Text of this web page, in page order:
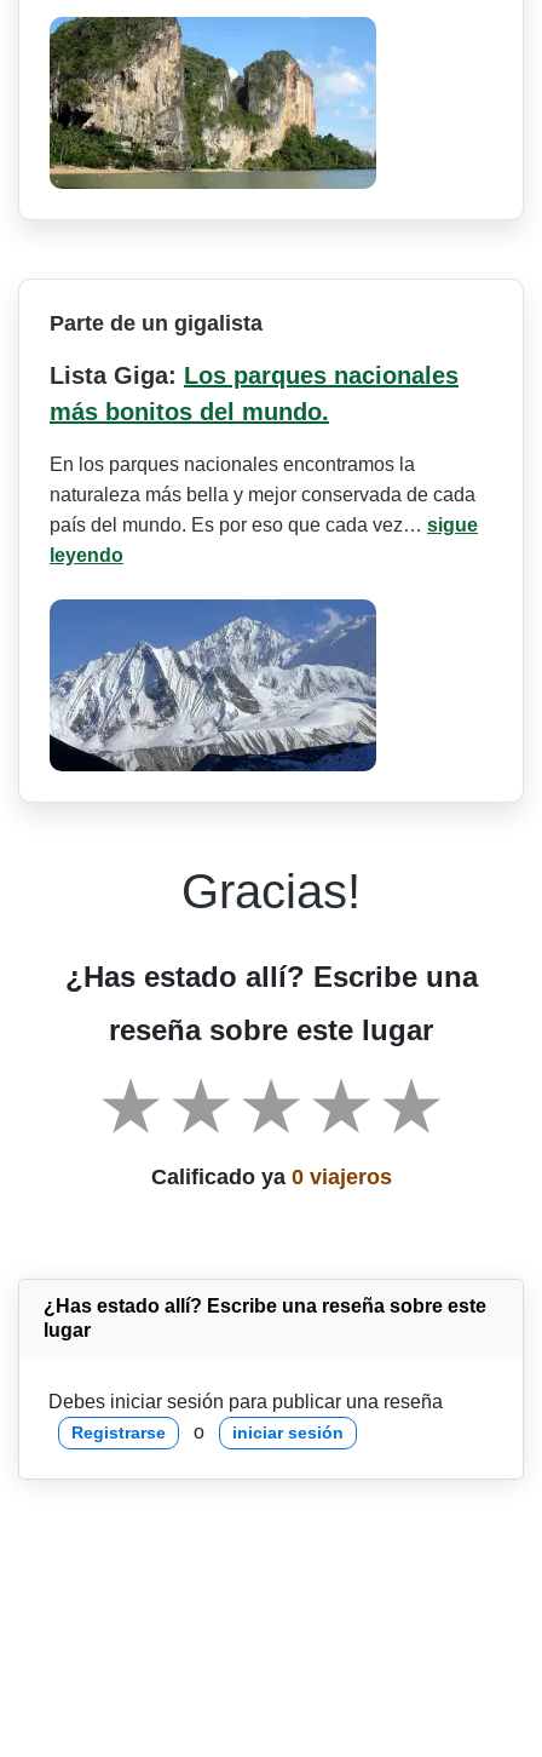
Parte de un gigalista
Lista Giga: Los parques nacionales
más bonitos del mundo.
En los parques nacionales encontramos la
naturaleza más bella y mejor conservada de cada
país del mundo. Es por eso que cada vez… sigue
leyendo
Gracias!
¿Has estado allí? Escribe una
reseña sobre este lugar
Calificado ya 0 viajeros
¿Has estado allí? Escribe una reseña sobre este
lugar
Debes iniciar sesión para publicar una reseña
Registrarse o iniciar sesión